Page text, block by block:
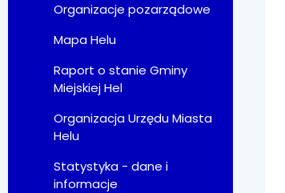
Organizacje pozarządowe
Mapa Helu
Raport o stanie Gminy
Miejskiej Hel
Organizacja Urzędu Miasta
Helu
Statystyka - dane i
informacje